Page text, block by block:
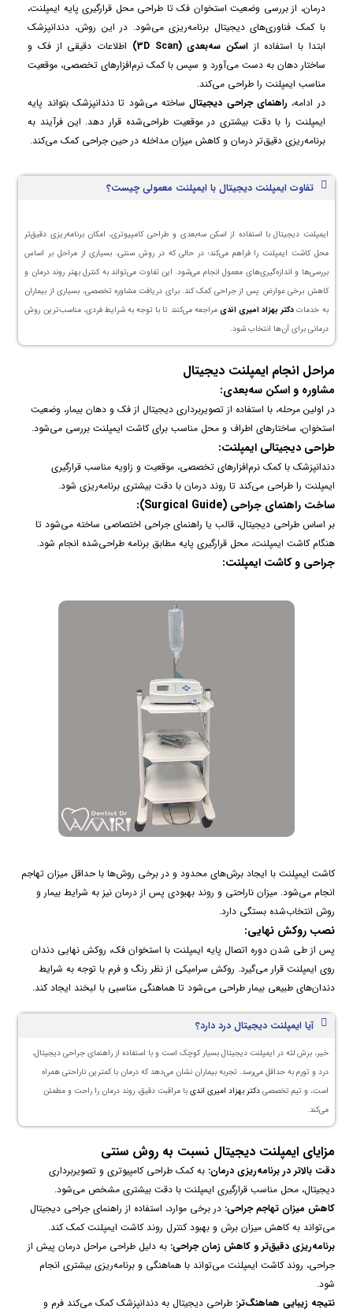
درمان، از بررسی وضعیت استخوان فک تا طراحی محل قرارگیری پایه ایمپلنت،
با کمک فناوری‌های دیجیتال برنامه‌ریزی می‌شود. در این روش، دندانپزشک
ابتدا با استفاده ازاسکن سه‌بعدی (3D Scan)
اطلاعات دقیقی از فک و
ساختار دهان به دست می‌آورد و سپس با کمک نرم‌افزارهای تخصصی، موقعیت
مناسب ایمپلنت را طراحی می‌کند.
در ادامه، راهنمای جراحی دیجیتالساخته می‌شود تا دندانپزشک بتواند پایه
ایمپلنت را با دقت بیشتری در موقعیت طراحی‌شده قرار دهد. این فرآیند به
برنامه‌ریزی دقیق‌تر درمان و کاهش میزان مداخله در حین جراحی کمک می‌کند.
تفاوت ایمپلنت دیجیتال با ایمپلنت معمولی چیست؟
ایمپلنت دیجیتال با استفاده از اسکن سه‌بعدی و طراحی کامپیوتری، امکان برنامه‌ریزی دقیق‌تر
محل کاشت ایمپلنت را فراهم می‌کند؛ در حالی که در روش سنتی، بسیاری از مراحل بر اساس
بررسی‌ها و اندازه‌گیری‌های معمول انجام می‌شود. این تفاوت می‌تواند به کنترل بهتر روند درمان و
کاهش برخی عوارض پس از جراحی کمک کند. برای دریافت مشاوره تخصصی، بسیاری از بیماران
به خدمات دکتر بهزاد امیری اندی مراجعه می‌کنند تا با توجه به شرایط فردی، مناسب‌ترین روش
درمانی برای آن‌ها انتخاب شود.
مراحل انجام ایمپلنت دیجیتال
مشاوره و اسکن سه‌بعدی:
در اولین مرحله، با استفاده از تصویربرداری دیجیتال از فک و دهان بیمار، وضعیت
استخوان، ساختارهای اطراف و محل مناسب برای کاشت ایمپلنت بررسی می‌شود.
طراحی دیجیتالی ایمپلنت:
دندانپزشک با کمک نرم‌افزارهای تخصصی، موقعیت و زاویه مناسب قرارگیری
ایمپلنت را طراحی می‌کند تا روند درمان با دقت بیشتری برنامه‌ریزی شود.
ساخت راهنمای جراحی (Surgical Guide):
بر اساس طراحی دیجیتال، قالب یا راهنمای جراحی اختصاصی ساخته می‌شود تا
هنگام کاشت ایمپلنت، محل قرارگیری پایه مطابق برنامه طراحی‌شده انجام شود.
جراحی و کاشت ایمپلنت:
کاشت ایمپلنت با ایجاد برش‌های محدود و در برخی روش‌ها با حداقل میزان تهاجم
انجام می‌شود. میزان ناراحتی و روند بهبودی پس از درمان نیز به شرایط بیمار و
روش انتخاب‌شده بستگی دارد.
نصب روکش نهایی:
پس از طی شدن دوره اتصال پایه ایمپلنت با استخوان فک، روکش نهایی دندان
روی ایمپلنت قرار می‌گیرد. روکش سرامیکی از نظر رنگ و فرم با توجه به شرایط
دندان‌های طبیعی بیمار طراحی می‌شود تا هماهنگی مناسبی با لبخند ایجاد کند.
آیا ایمپلنت دیجیتال درد دارد؟
خیر، برش لثه در ایمپلنت دیجیتال بسیار کوچک است و با استفاده از راهنمای جراحی دیجیتال،
درد و تورم به حداقل می‌رسد. تجربه بیماران نشان می‌دهد که درمان با کمترین ناراحتی همراه
است، و تیم تخصصیدکتر بهزاد امیری اندی با مراقبت دقیق، روند درمان را راحت و مطمئن
می‌کند.
مزایای ایمپلنت دیجیتال نسبت به روش سنتی
دقت بالاتر در برنامه‌ریزی درمان: به کمک طراحی کامپیوتری و تصویربرداری
دیجیتال، محل مناسب قرارگیری ایمپلنت با دقت بیشتری مشخص می‌شود.
کاهش میزان تهاجم جراحی: در برخی موارد، استفاده از راهنمای جراحی دیجیتال
می‌تواند به کاهش میزان برش و بهبود کنترل روند کاشت ایمپلنت کمک کند.
برنامه‌ریزی دقیق‌تر و کاهش زمان جراحی: به دلیل طراحی مراحل درمان پیش از
جراحی، روند کاشت ایمپلنت می‌تواند با هماهنگی و برنامه‌ریزی بیشتری انجام
شود.
نتیجه زیبایی هماهنگ‌تر: طراحی دیجیتال به دندانپزشک کمک می‌کند فرم و